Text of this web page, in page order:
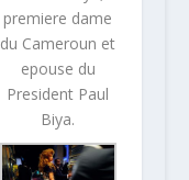
premiere dame
du Cameroun et
epouse du
President Paul
Biya.